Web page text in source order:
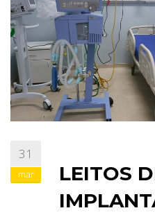
ABRANGÊNCIA
CONTATO
31
mar
LEITOS